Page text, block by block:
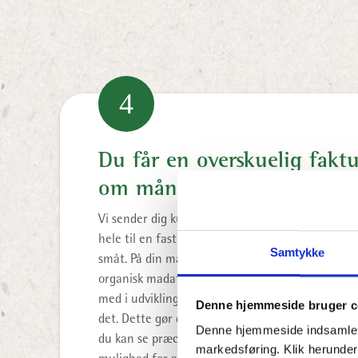
Samtykke
Denne hjemmeside bruger
Denne hjemmeside
markedsføring. Klik
4
Du får en overskuelig
om måneden
Vi sender dig kun én faktura om måneden, som
hele til en fast beholderpris – ingen skjulte
småt. På din månedlige faktura får du også
organisk madaffald du har fået hentet. Så kan
med i udviklingen af dit madspild og har
det. Dette gør det nemt at holde styr på
du kan se præcist, hvor meget affald du